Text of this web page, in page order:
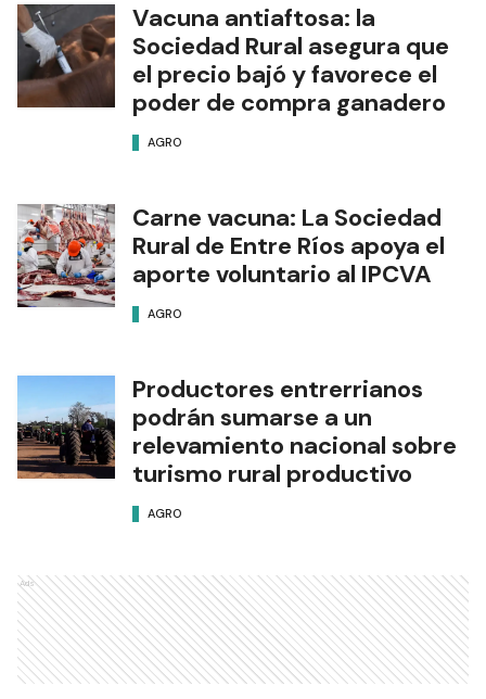
Vacuna antiaftosa: la
Sociedad Rural asegura que
el precio bajó y favorece el
poder de compra ganadero
AGRO
Carne vacuna: La Sociedad
Rural de Entre Ríos apoya el
aporte voluntario al IPCVA
AGRO
Productores entrerrianos
podrán sumarse a un
relevamiento nacional sobre
turismo rural productivo
AGRO
Ads